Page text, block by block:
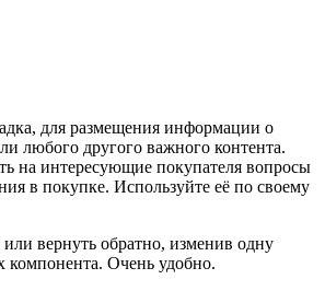
для размещения информации о
любого другого важного контента.
на интересующие покупателя вопросы
в покупке. Используйте её по своему
вернуть обратно, изменив одну
компонента. Очень удобно.